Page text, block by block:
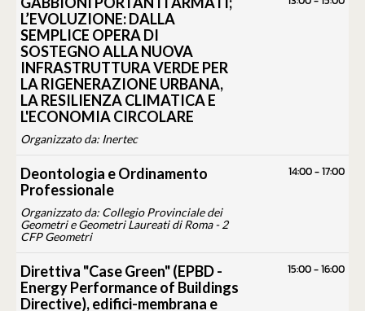
L’EVOLUZIONE: DALLA
SEMPLICE OPERA DI
SOSTEGNO ALLA NUOVA
INFRASTRUTTURA VERDE PER
LA RIGENERAZIONE URBANA,
LA RESILIENZA CLIMATICA E
L'ECONOMIA CIRCOLARE
Organizzato da: Inertec
Deontologia e Ordinamento
Professionale
Organizzato da: Collegio Provinciale dei
Geometri e Geometri Laureati di Roma - 2
CFP Geometri
14:00-17:00
Direttiva "Case Green" (EPBD -
Energy Performance of Buildings
Directive), edifici-membrana e
15:00-16:00